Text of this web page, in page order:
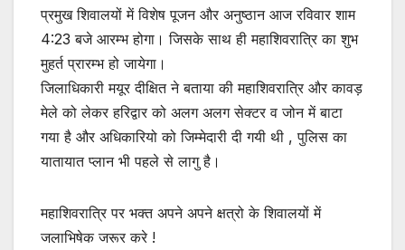
प्रमुख शिवालयों में विशेष पूजन और अनुष्ठान आज रविवार शाम
4:23 बजे आरम्भ होगा। जिसके साथ ही महाशिवरात्रि का शुभ
मुहर्त प्रारम्भ हो जायेगा।
जिलाधिकारी मयूर दीक्षित ने बताया की महाशिवरात्रि और कावड़
मेले को लेकर हरिद्वार को अलग अलग सेक्टर व जोन में बाटा
गया है और अधिकारियो को जिम्मेदारी दी गयी थी , पुलिस का
यातायात प्लान भी पहले से लागु है।
महाशिवरात्रि पर भक्त अपने अपने क्षत्रो के शिवालयों में
जलाभिषेक जरूर करे !